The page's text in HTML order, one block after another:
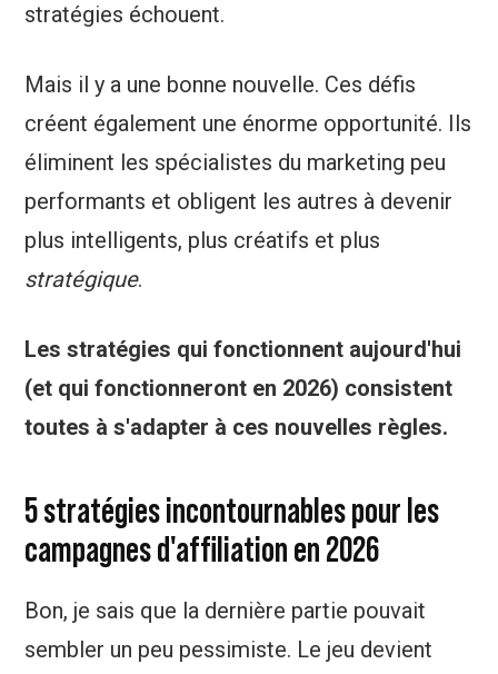
stratégies échouent.
Mais il y a une bonne nouvelle. Ces défis
créent également une énorme opportunité. Ils
éliminent les spécialistes du marketing peu
performants et obligent les autres à devenir
plus intelligents, plus créatifs et plus
stratégique.
Les stratégies qui fonctionnent aujourd'hui
(et qui fonctionneront en 2026) consistent
toutes à s'adapter à ces nouvelles règles.
5 stratégies incontournables pour les
campagnes d'affiliation en 2026
Bon, je sais que la dernière partie pouvait
sembler un peu pessimiste. Le jeu devient